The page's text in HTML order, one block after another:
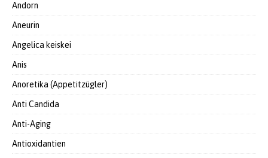
Andorn
Aneurin
Angelica keiskei
Anis
Anoretika (Appetitzügler)
Anti Candida
Anti-Aging
Antioxidantien